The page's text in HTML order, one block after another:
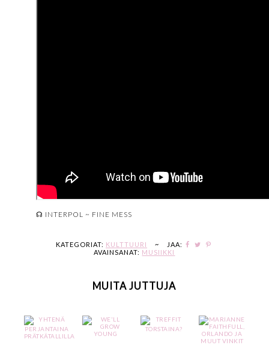
☊ INTERPOL ~ FINE MESS
KATEGORIAT: KULTTUURI ~
JAA:
AVAINSANAT: MUSIIKKI
MUITA JUTTUJA